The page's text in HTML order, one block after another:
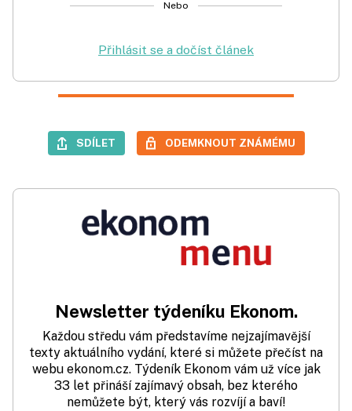
Nebo
Přihlásit se a dočíst článek
SDÍLET ODEMKNOUT ZNÁMÉMU
Newsletter týdeníku Ekonom.
Každou středu vám představíme nejzajímavější
texty aktuálního vydání, které si můžete přečíst na
webu ekonom.cz. Týdeník Ekonom vám už více jak
33 let přináší zajímavý obsah, bez kterého
nemůžete být, který vás rozvíjí a baví!